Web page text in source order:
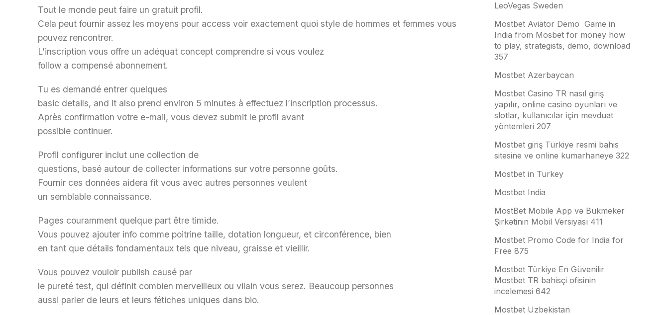
Tout le monde peut faire un gratuit profil.
Cela peut fournir assez les moyens pour access voir exactement quoi style de hommes et femmes vous
pouvez rencontrer.
L’inscription vous offre un adéquat concept comprendre si vous voulez
follow a compensé abonnement.
Tu es demandé entrer quelques
basic details, and it also prend environ 5 minutes à effectuez l’inscription processus.
Après confirmation votre e-mail, vous devez submit le profil avant
possible continuer.
Profil configurer inclut une collection de
questions, basé autour de collecter informations sur votre personne goûts.
Fournir ces données aidera fit vous avec autres personnes veulent
un semblable connaissance.
Pages couramment quelque part être timide.
Vous pouvez ajouter info comme poitrine taille, dotation longueur, et circonférence, bien
en tant que détails fondamentaux tels que niveau, graisse et vieillir.
Vous pouvez vouloir publish causé par
le pureté test, qui définit combien merveilleux ou vilain vous serez. Beaucoup personnes
aussi parler de leurs et leurs fétiches uniques dans bio.
LeoVegas Sweden
Mostbet Aviator Demo ️ Game in
India from Mosbet for money how
to play, strategists, demo, download
357
Mostbet Azerbaycan
Mostbet Casino TR nasıl giriş
yapılır, online casino oyunları ve
slotlar, kullanıcılar için mevduat
yöntemleri 207
Mostbet giriş Türkiye resmi bahis
sitesine ve online kumarhaneye 322
Mostbet in Turkey
Mostbet India
MostBet Mobile App və Bukmeker
Şirkətinin Mobil Versiyası 411
Mostbet Promo Code for India for
Free 875
Mostbet Türkiye En Güvenilir
Mostbet TR bahisçi ofisinin
incelemesi 642
Mostbet Uzbekistan